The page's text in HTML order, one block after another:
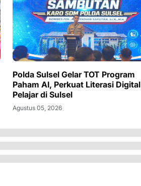
Polda Sulsel Gelar TOT Program
Paham AI, Perkuat Literasi Digital
Pelajar di Sulsel
Agustus 05, 2026